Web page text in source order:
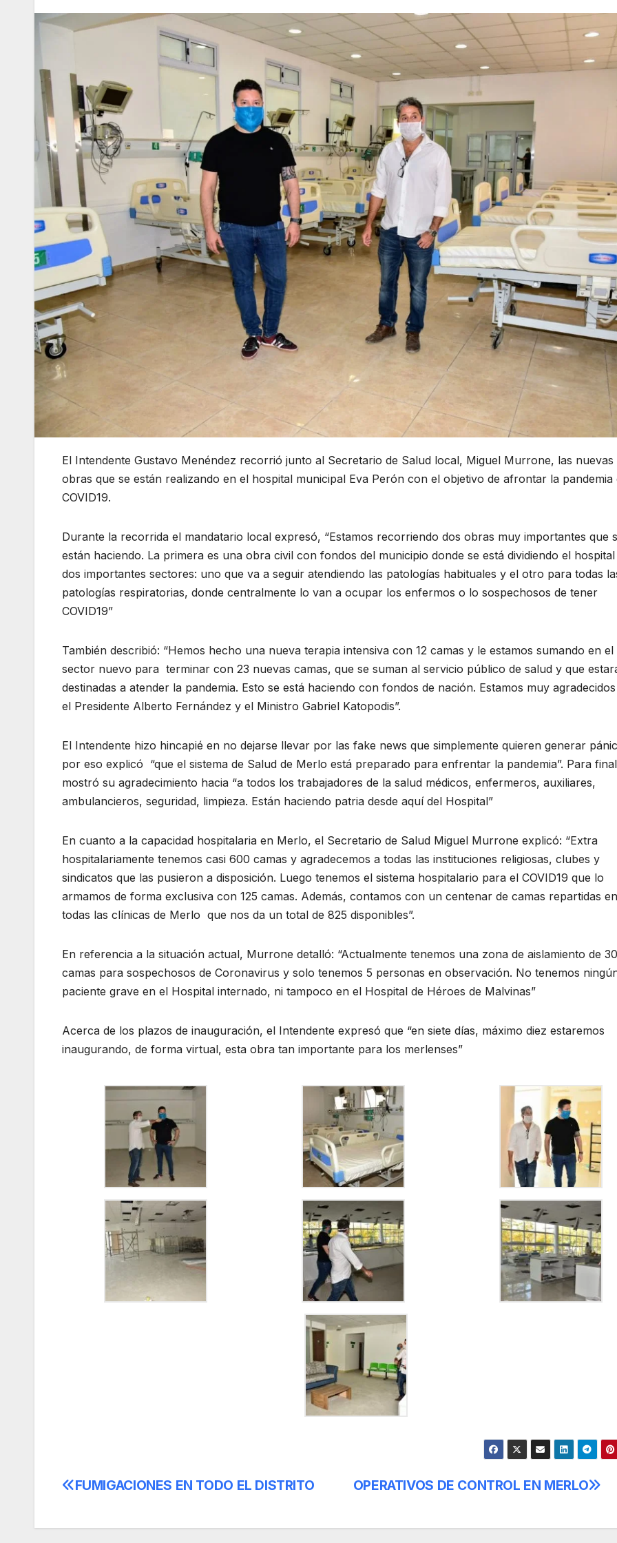
El Intendente Gustavo Menéndez recorrió junto al Secretario de Salud local, Miguel Murrone, las nuevas
obras que se están realizando en el hospital municipal Eva Perón con el objetivo de afrontar la pandemia
COVID19.
Durante la recorrida el mandatario local expresó, “Estamos recorriendo dos obras muy importantes que
están haciendo. La primera es una obra civil con fondos del municipio donde se está dividiendo el
dos importantes sectores: uno que va a seguir atendiendo las patologías habituales y el otro para todas
patologías respiratorias, donde centralmente lo van a ocupar los enfermos o lo sospechosos de tener
COVID19”
También describió: “Hemos hecho una nueva terapia intensiva con 12 camas y le estamos sumando en el
sector nuevo para terminar con 23 nuevas camas, que se suman al servicio público de salud y que
destinadas a atender la pandemia. Esto se está haciendo con fondos de nación. Estamos muy
el Presidente Alberto Fernández y el Ministro Gabriel Katopodis”.
El Intendente hizo hincapié en no dejarse llevar por las fake news que simplemente quieren generar
por eso explicó “que el sistema de Salud de Merlo está preparado para enfrentar la pandemia”. Para
mostró su agradecimiento hacia “a todos los trabajadores de la salud médicos, enfermeros, auxiliares,
ambulancieros, seguridad, limpieza. Están haciendo patria desde aquí del Hospital”
En cuanto a la capacidad hospitalaria en Merlo, el Secretario de Salud Miguel Murrone explicó: “Extra
hospitalariamente tenemos casi 600 camas y agradecemos a todas las instituciones religiosas, clubes y
sindicatos que las pusieron a disposición. Luego tenemos el sistema hospitalario para el COVID19 que lo
armamos de forma exclusiva con 125 camas. Además, contamos con un centenar de camas repartidas en
todas las clínicas de Merlo que nos da un total de 825 disponibles”.
En referencia a la situación actual, Murrone detalló: “Actualmente tenemos una zona de aislamiento de 30
camas para sospechosos de Coronavirus y solo tenemos 5 personas en observación. No tenemos
paciente grave en el Hospital internado, ni tampoco en el Hospital de Héroes de Malvinas”
Acerca de los plazos de inauguración, el Intendente expresó que “en siete días, máximo diez estaremos
inaugurando, de forma virtual, esta obra tan importante para los merlenses”
Navegación
OPERATIVOS DE CONTROL EN MERLO
FUMIGACIONES EN TODO EL DISTRITO